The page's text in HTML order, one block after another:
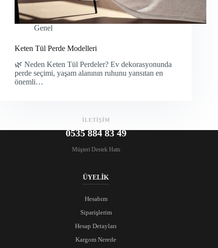
Genel
Keten Tül Perde Modelleri
🌿 Neden Keten Tül Perdeler? Ev dekorasyonunda
perde seçimi, yaşam alanının ruhunu yansıtan en
önemli…
İLETİŞİM
0535 884 83 49
Müşteri Destek Hattı
ÜYELİK
Hesabım
Siparişlerim
Hesap Detayları
Kargom Nerede